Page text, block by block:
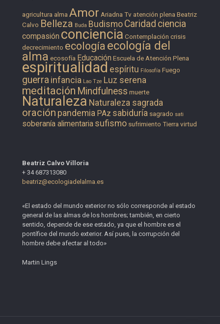
agricultura alma Amor Ariadna Tv atención plena Beatriz
Calvo Belleza Buda Budismo Caridad ciencia
compasión conciencia Contemplación crisis
decrecimiento ecología ecología del
alma ecosofía Educación Escuela de Atención Plena
espiritualidad espíritu Filosofía Fuego
guerra infancia Lao Tze Luz serena
meditación Mindfulness muerte
Naturaleza Naturaleza sagrada
oración pandemia PAz sabiduría sagrado sati
soberanía alimentaria sufismo sufrimiento Tierra virtud
Beatriz Calvo Villoria
+ 34 687313080
beatriz@ecologiadelalma.es
«El estado del mundo exterior no sólo corresponde al estado
general de las almas de los hombres; también, en cierto
sentido, depende de ese estado, ya que el hombre es el
pontífice del mundo exterior. Así pues, la corrupción del
hombre debe afectar al todo»
Martin Lings